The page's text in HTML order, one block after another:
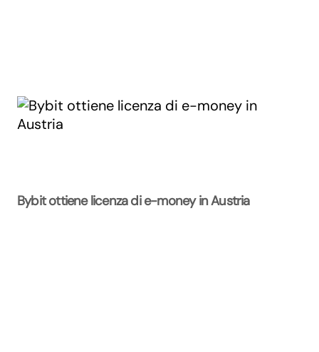
Bybit ottiene licenza di e-money in Austria